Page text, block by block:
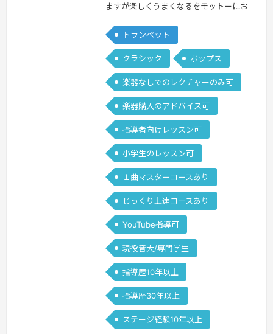
ますが楽しくうまくなるをモットーにお
芸を披露するために１からトランペット
をやりたい方から、音大受験でどうして
もできないフレーズがあり悩んでいる方
まで幅広く対応可能です。続きを見る
»
トランペット
クラシック ポップス
楽器なしでのレクチャーのみ可
楽器購入のアドバイス可
指導者向けレッスン可
小学生のレッスン可
１曲マスターコースあり
じっくり上達コースあり
YouTube指導可
現役音大/専門学生
指導歴10年以上
指導歴30年以上
ステージ経験10年以上